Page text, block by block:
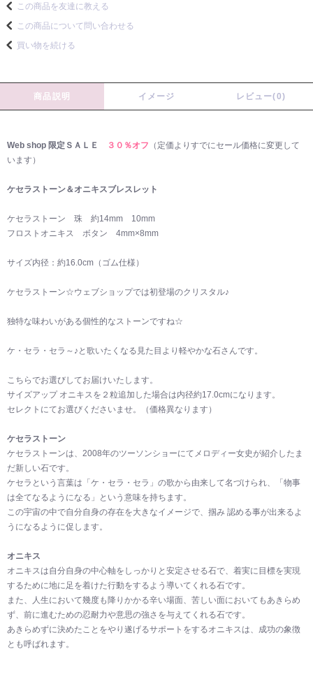
この商品を友達に教える
この商品について問い合わせる
買い物を続ける
商品説明 イメージ レビュー(0)
Web shop 限定ＳＡＬＥ ３０％オフ （定価よりすでにセール価格に変更して
います）
ケセラストーン＆オニキスブレスレット
ケセラストーン 珠 約14mm 10mm
フロストオニキス ボタン 4mm×8mm
サイズ内径：約16.0cm（ゴム仕様）
ケセラストーン☆ウェブショップでは初登場のクリスタル♪
独特な味わいがある個性的なストーンですね☆
ケ・セラ・セラ～♪と歌いたくなる見た目より軽やかな石さんです。
こちらでお選びしてお届けいたします。
サイズアップ オニキスを２粒追加した場合は内径約17.0cmになります。
セレクトにてお選びくださいませ。（価格異なります）
ケセラストーン
ケセラストーンは、2008年のツーソンショーにてメロディー女史が紹介したま
だ新しい石です。
ケセラという言葉は「ケ・セラ・セラ」の歌から由来して名づけられ、「物事
は全てなるようになる」という意味を持ちます。
この宇宙の中で自分自身の存在を大きなイメージで、掴み 認める事が出来るよ
うになるように促します。
オニキス
オニキスは自分自身の中心軸をしっかりと安定させる石で、着実に目標を実現
するために地に足を着けた行動をするよう導いてくれる石です。
また、人生において幾度も降りかかる辛い場面、苦しい面においてもあきらめ
ず、前に進むための忍耐力や意思の強さを与えてくれる石です。
あきらめずに決めたことをやり遂げるサポートをするオニキスは、成功の象徴
とも呼ばれます。